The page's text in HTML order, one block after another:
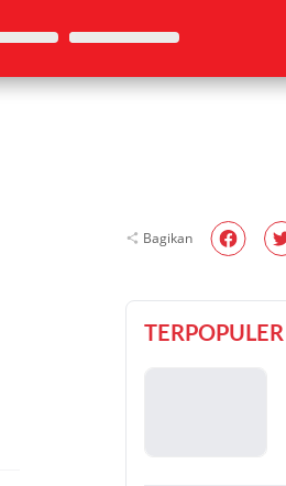
Bagikan
TERPOPULER